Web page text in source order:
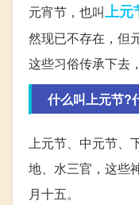
元宵节，也叫上元
然现已不存在，但
这些习俗传承下去
什么叫上元节?
上元节、中元节、
地、水三官，这些
月十五。